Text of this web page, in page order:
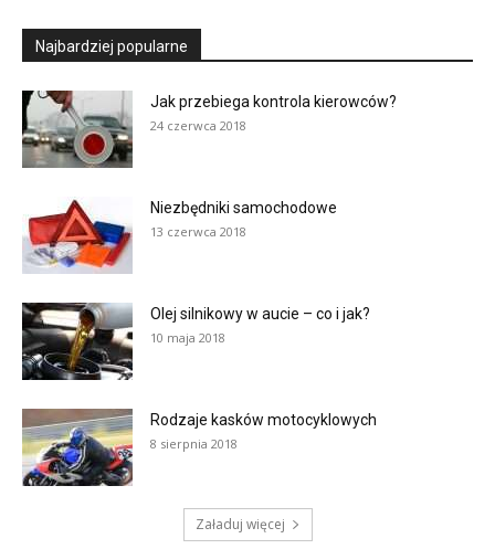
Najbardziej popularne
Jak przebiega kontrola kierowców?
24 czerwca 2018
Niezbędniki samochodowe
13 czerwca 2018
Olej silnikowy w aucie – co i jak?
10 maja 2018
Rodzaje kasków motocyklowych
8 sierpnia 2018
Załaduj więcej